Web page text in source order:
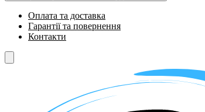
Оплата та доставка
Гарантії та повернення
Контакти